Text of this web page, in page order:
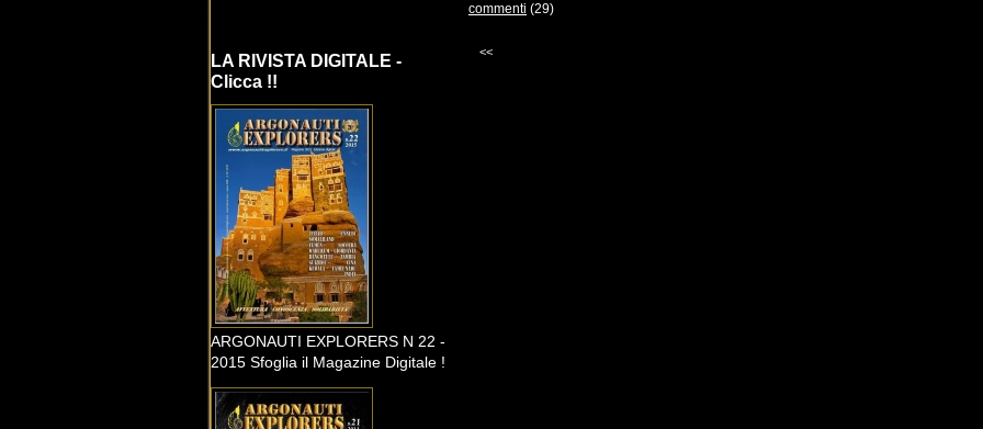
commenti (29)
<<
LA RIVISTA DIGITALE -
Clicca !!
ARGONAUTI EXPLORERS N 22 -
2015 Sfoglia il Magazine Digitale !